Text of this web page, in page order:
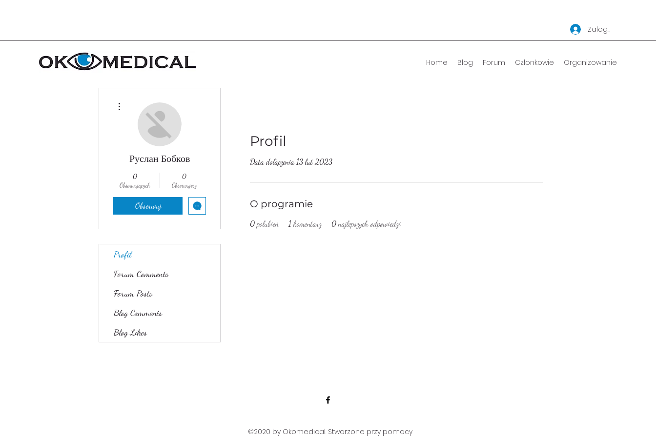
Zaloguj się
Home Blog Forum Członkowie Organizowanie
Profil
Data dołączenia 13 lut 2023
O programie
0 polubień 1 komentarz 0 najlepszych odpowiedzi
Руслан Бобков
0
Obserwujących
0
Obserwujesz
Obserwuj
Profil
Forum Comments
Forum Posts
Blog Comments
Blog Likes
©2020 by Okomedical. Stworzone przy pomocy